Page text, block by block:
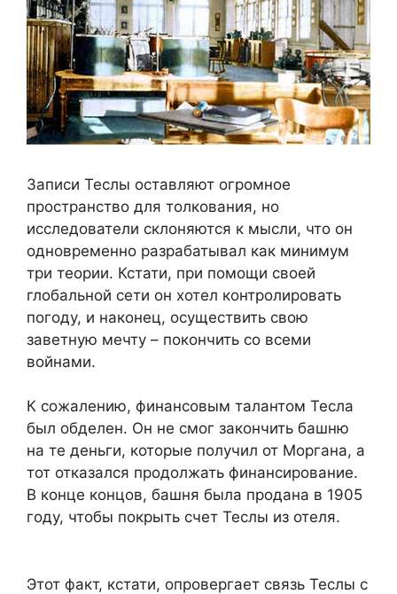
Записи Теслы оставляют огромное
пространство для толкования, но
исследователи склоняются к мысли, что он
одновременно разрабатывал как минимум
три теории. Кстати, при помощи своей
глобальной сети он хотел контролировать
погоду, и наконец, осуществить свою
заветную мечту – покончить со всеми
войнами.
К сожалению, финансовым талантом Тесла
был обделен. Он не смог закончить башню
на те деньги, которые получил от Моргана, а
тот отказался продолжать финансирование.
В конце концов, башня была продана в 1905
году, чтобы покрыть счет Теслы из отеля.
Этот факт, кстати, опровергает связь Теслы с